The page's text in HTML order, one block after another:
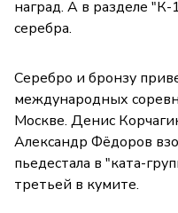
наград. А в разделе
серебра.
Серебро и бронзу
международных
Москве. Денис
Александр Фёдоров
пьедестала в "ката-
третьей в кумите.